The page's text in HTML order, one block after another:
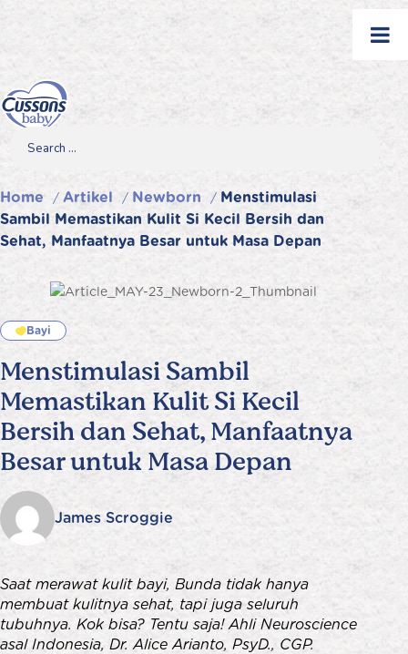
Search
Home / Artikel / Newborn / Menstimulasi
Sambil Memastikan Kulit Si Kecil Bersih dan
Sehat, Manfaatnya Besar untuk Masa Depan
Bayi
Menstimulasi Sambil
Memastikan Kulit Si Kecil
Bersih dan Sehat, Manfaatnya
Besar untuk Masa Depan
James Scroggie
Saat merawat kulit bayi, Bunda tidak hanya
membuat kulitnya sehat, tapi juga seluruh
tubuhnya. Kok bisa? Tentu saja! Ahli Neuroscience
asal Indonesia, Dr. Alice Arianto, PsyD., CGP.